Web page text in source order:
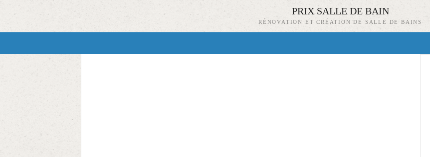
PRIX SALLE DE BAIN
RÉNOVATION ET CRÉATION DE SALLE DE BAINS